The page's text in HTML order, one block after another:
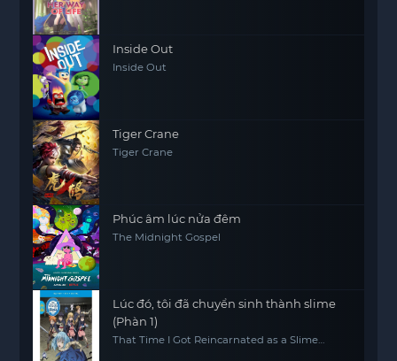
Inside Out
Inside Out
Tiger Crane
Tiger Crane
Phúc âm lúc nửa đêm
The Midnight Gospel
Lúc đó, tôi đã chuyển sinh thành slime
(Phàn 1)
That Time I Got Reincarnated as a Slime